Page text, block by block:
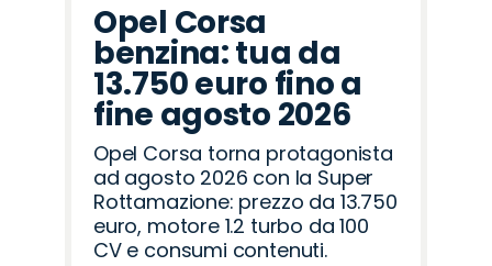
Opel Corsa
benzina: tua da
13.750 euro fino a
fine agosto 2026
Opel Corsa torna protagonista
ad agosto 2026 con la Super
Rottamazione: prezzo da 13.750
euro, motore 1.2 turbo da 100
CV e consumi contenuti.